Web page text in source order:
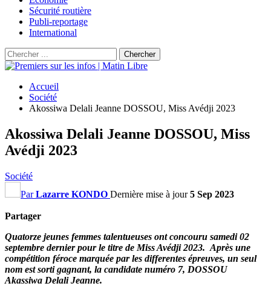
Sécurité routière
Publi-reportage
International
Accueil
Société
Akossiwa Delali Jeanne DOSSOU, Miss Avédji 2023
Akossiwa Delali Jeanne DOSSOU, Miss
Avédji 2023
Société
ParLazarre KONDO Dernière mise à jour5 Sep 2023
Partager
Quatorze jeunes femmes talentueuses ont concouru samedi 02
septembre dernier pour le titre de Miss Avédji 2023. Après une
compétition féroce marquée par les differentes épreuves, un seul
nom est sorti gagnant, la candidate numéro 7, DOSSOU
Akassiwa Delali Jeanne.